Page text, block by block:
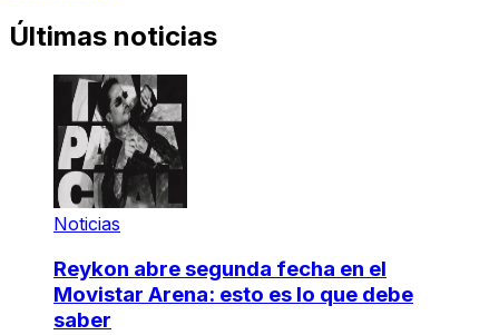
Últimas noticias
Noticias
Reykon abre segunda fecha en el
Movistar Arena: esto es lo que debe
saber